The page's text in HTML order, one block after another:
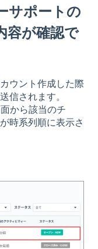
サポートの
容が確認で
ウント作成した際
信されます。
から該当のチ
時系列順に表示さ